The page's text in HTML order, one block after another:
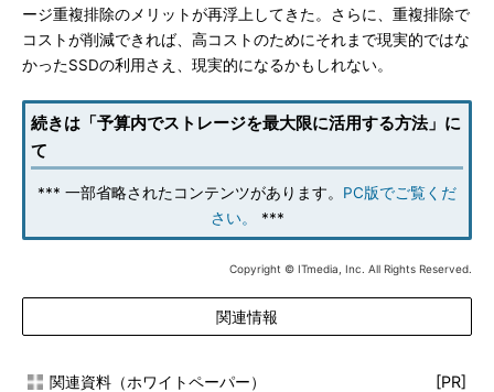
ージ重複排除のメリットが再浮上してきた。さらに、重複排除で
コストが削減できれば、高コストのためにそれまで現実的ではな
かったSSDの利用さえ、現実的になるかもしれない。
続きは「予算内でストレージを最大限に活用する方法」に
て
*** 一部省略されたコンテンツがあります。 PC版でご覧くだ
さい。
***
Copyright © ITmedia, Inc. All Rights Reserved.
関連情報
関連資料（ホワイトペーパー） [PR]